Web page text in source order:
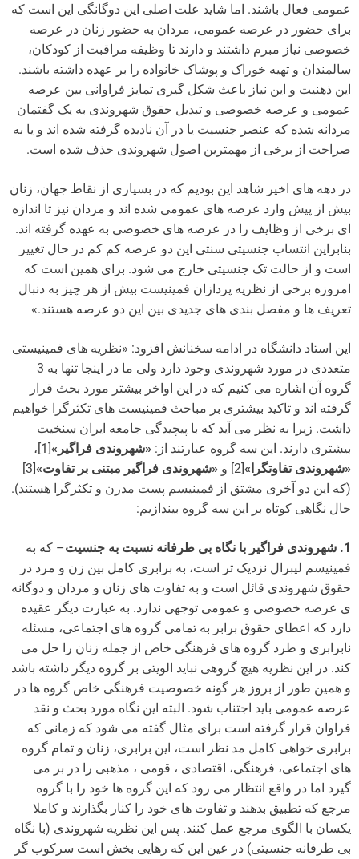
عمومی فعال باشند. اما شاید علت اصلی این دوگانگی این است که
برای حضور در عرصه عمومی، مردان به حضور زنان در عرصه
خصوصی نیاز مبرم داشتند و دارند تا وظیفه مراقبت از کودکان،
سالمندان و تهیه خوراک و پوشاک خانواده را بر عهده داشته باشند.
این ذهنیت و این نیاز باعث شکل گیری تمایز فراوانی بین عرصه
عمومی و عرصه خصوصی و تبدیل حقوق شهروندی به یک گفتمان
مردانه شده که عنصر جنسیت یا در آن نادیده گرفته شده اند و یا به
صراحت از برخی از مهمترین اصول شهروندی حذف شده است.
در دهه های اخیر شاهد این بودیم که در بسیاری از نقاط جهان، زنان
بیش از پیش وارد عرصه های عمومی شده اند و مردان نیز تا اندازه
ای برخی از وظایف را در عرصه های خصوصی به عهده گرفته اند.
بنابراین انتساب جنسیتی سنتی این دو عرصه کم کم در حال تغییر
است و از حالت تک جنسیتی خارج می شود. برای همین است که
امروزه برخی از نظریه پردازان فمینیست بیش از هر چیز به دنبال
تعریف ها و مفصل بندی های جدیدی بین این دو عرصه هستند.»
این استاد دانشگاه در ادامه سخنانش افزود: «نظریه های فمینیستی
متعددی در مورد شهروندی وجود دارد ولی ما در اینجا تنها به 3
گروه آن اشاره می کنیم که در این اواخر بیشتر مورد بحث قرار
گرفته اند و تاکید بیشتری بر مباحث فمینیست های تکثرگرا خواهیم
داشت. زیرا به نظر می آید که با پیچیدگی جامعه ایران سنخیت
بیشتری دارند. این سه گروه عبارتند از: «شهروندی فراگیر»[1]،
«شهروندی تفاوتگرا»[2] و «شهروندی فراگیر مبتنی بر تفاوت»
[3]
(که این دو آخری مشتق از فمینیسم پست مدرن و تکثرگرا هستند).
حال نگاهی کوتاه بر این سه گروه بیندازیم:
1. شهروندی فراگیر با نگاه بی طرفانه نسبت به جنسیت
– که به
فمینیسم لیبرال نزدیک تر است، به برابری کامل بین زن و مرد در
حقوق شهروندی قائل است و به تفاوت های زنان و مردان و دوگانه
ی عرصه خصوصی و عمومی توجهی ندارد. به عبارت دیگر عقیده
دارد که اعطای حقوق برابر به تمامی گروه های اجتماعی، مسئله
نابرابری و طرد گروه های فرهنگی خاص از جمله زنان را حل می
کند. در این نظریه هیچ گروهی نباید الویتی بر گروه دیگر داشته باشد
و همین طور از بروز هر گونه خصوصیت فرهنگی خاص گروه ها در
عرصه عمومی باید اجتناب شود. البته این نگاه مورد بحث و نقد
فراوان قرار گرفته است برای مثال گفته می شود که زمانی که
برابری خواهی کامل مد نظر است، این برابری، زنان و تمام گروه
های اجتماعی، فرهنگی، اقتصادی ، قومی ، مذهبی را در بر می
گیرد اما در واقع انتظار می رود که این گروه ها خود را با گروه
مرجع که تطبیق بدهند و تفاوت های خود را کنار بگذارند و کاملا
یکسان با الگوی مرجع عمل کنند. پس این نظریه شهروندی (با نگاه
بی طرفانه جنسیتی) در عین این که رهایی بخش است سرکوب گر